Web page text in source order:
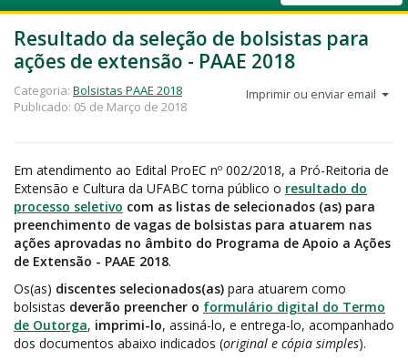
Resultado da seleção de bolsistas para
ações de extensão - PAAE 2018
Imprimir ou enviar email
Categoria: Bolsistas PAAE 2018
Publicado: 05 de Março de 2018
Em atendimento ao Edital ProEC nº 002/2018, a Pró-Reitoria de
Extensão e Cultura da UFABC torna público o resultado do
processo seletivo com as listas de selecionados (as) para
preenchimento de vagas de bolsistas para atuarem nas
ações aprovadas no âmbito do Programa de Apoio a Ações
de Extensão - PAAE 2018.
Os(as) discentes selecionados(as) para atuarem como
bolsistas deverão preencher o formulário digital do Termo
de Outorga, imprimi-lo, assiná-lo, e entrega-lo, acompanhado
dos documentos abaixo indicados (original e cópia simples).